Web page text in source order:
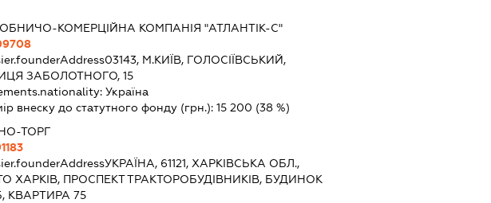
КОМЕРЦІЙНА КОМПАНІЯ "АТЛАНТІК-С"
03143, М.КИЇВ, ГОЛОСІЇВСЬКИЙ,
ЗАБОЛОТНОГО, 15
Україна
внеску до статутного фонду (грн.):15 200 (38 %)
ТОРГ
УКРАЇНА, 61121, ХАРКІВСЬКА ОБЛ.,
ХАРКІВ, ПРОСПЕКТ ТРАКТОРОБУДІВНИКІВ, БУДИНОК
КВАРТИРА 75